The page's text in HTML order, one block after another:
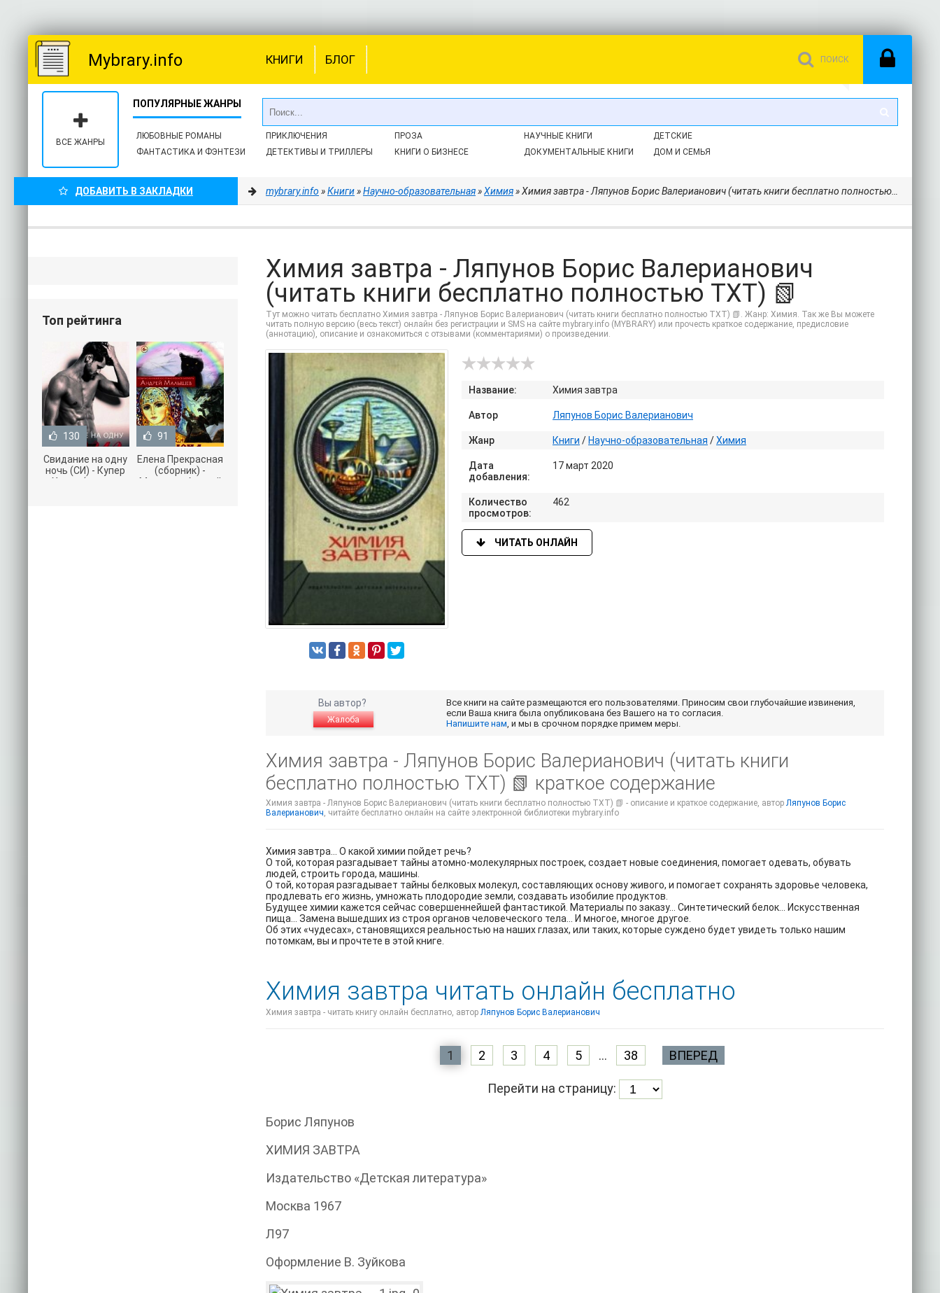
Mybrary.info КНИГИ БЛОГ
ЛЮБОВНЫЕ РОМАНЫ
ФАНТАСТИКА И ФЭНТЕЗИ
ПРИКЛЮЧЕНИЯ
ДЕТЕКТИВЫ И ТРИЛЛЕРЫ
ПРОЗА
КНИГИ О БИЗНЕСЕ
НАУЧНЫЕ КНИГИ
ДОКУМЕНТАЛЬНЫЕ КНИГИ
ДЕТСКИЕ
ДОМ И СЕМЬЯ
ВСЕ ЖАНРЫ
ДОБАВИТЬ В ЗАКЛАДКИ mybrary.info »Книги»Научно-образовательная»Химия» Химия завтра - Ляпунов Борис Валерианович (читать книги бесплатно полностью TXT) 📗
Химия завтра - Ляпунов Борис Валерианович
(читать книги бесплатно полностью TXT) 📗
Тут можно читать бесплатно Химия завтра - Ляпунов Борис Валерианович (читать книги бесплатно полностью TXT) 📗. Жанр: Химия. Так же Вы можете
читать полную версию (весь текст) онлайн без регистрации и SMS на сайте mybrary.info (MYBRARY) или прочесть краткое содержание, предисловие
(аннотацию), описание и ознакомиться с отзывами (комментариями) о произведении.
Название: Химия завтра
Автор Ляпунов Борис Валерианович
Жанр Книги / Научно-образовательная /Химия
Дата
добавления:
17 март 2020
Количество
просмотров:
462
ЧИТАТЬ ОНЛАЙН
Вы автор?
Жалоба
Все книги на сайте размещаются его пользователями. Приносим свои глубочайшие извинения,
если Ваша книга была опубликована без Вашего на то согласия.
Напишите нам, и мы в срочном порядке примем меры.
Химия завтра - Ляпунов Борис Валерианович (читать книги
бесплатно полностью TXT) 📗 краткое содержание
Химия завтра - Ляпунов Борис Валерианович (читать книги бесплатно полностью TXT) 📗 - описание и краткое содержание, автор Ляпунов Борис
Валерианович, читайте бесплатно онлайн на сайте электронной библиотеки mybrary.info
Химия завтра… О какой химии пойдет речь?
О той, которая разгадывает тайны атомно-молекулярных построек, создает новые соединения, помогает одевать, обувать
людей, строить города, машины.
О той, которая разгадывает тайны белковых молекул, составляющих основу живого, и помогает сохранять здоровье человека,
продлевать его жизнь, умножать плодородие земли, создавать изобилие продуктов.
Будущее химии кажется сейчас совершеннейшей фантастикой. Материалы по заказу… Синтетический белок… Искусственная
пища… Замена вышедших из строя органов человеческого тела… И многое, многое другое.
Об этих «чудесах», становящихся реальностью на наших глазах, или таких, которые суждено будет увидеть только нашим
потомкам, вы и прочтете в этой книге.
Химия завтра читать онлайн бесплатно
Химия завтра - читать книгу онлайн бесплатно, автор Ляпунов Борис Валерианович
1 2 3 4 5 ... 38 ВПЕРЕД
Перейти на страницу:
Борис Ляпунов
ХИМИЯ ЗАВТРА
Издательство «Детская литература»
Москва 1967
Л97
Оформление В. Зуйкова
Топ рейтинга
130
Свидание на одну
ночь (СИ) - Купер
Хелен (читать
91
Елена Прекрасная
(сборник) -
Малышев Андрей